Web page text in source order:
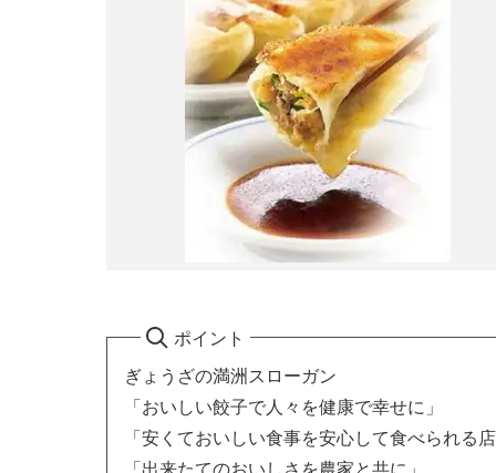
ポイント
ぎょうざの満洲スローガン
「おいしい餃子で人々を健康で幸せに」
「安くておいしい食事を安心して食べられる